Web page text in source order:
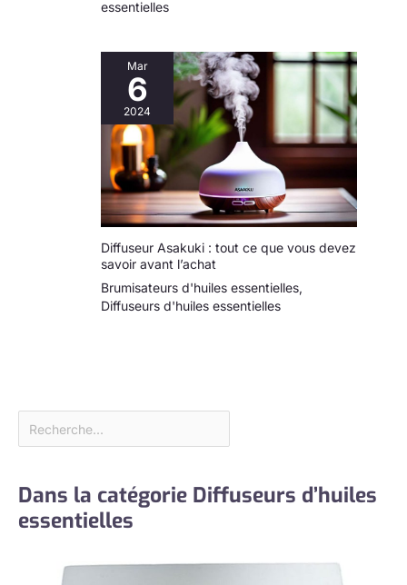
essentielles
Mar
6
2024
Diffuseur Asakuki : tout ce que vous devez
savoir avant l’achat
Brumisateurs d'huiles essentielles,
Diffuseurs d'huiles essentielles
Dans la catégorie Diffuseurs d’huiles
essentielles